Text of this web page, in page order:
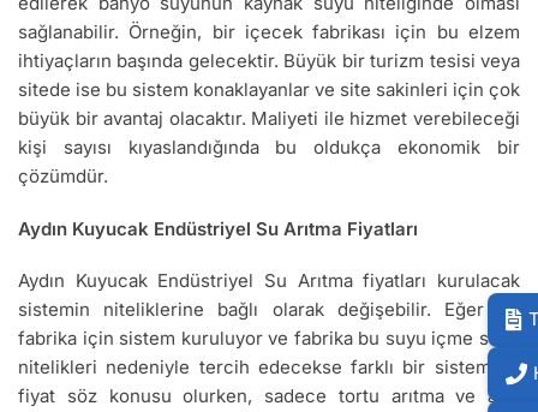
sağlanabilir. Örneğin, bir içecek fabrikası için bu elzem
ihtiyaçların başında gelecektir. Büyük bir turizm tesisi veya
sitede ise bu sistem konaklayanlar ve site sakinleri için çok
büyük bir avantaj olacaktır. Maliyeti ile hizmet verebileceği
kişi sayısı kıyaslandığında bu oldukça ekonomik bir
çözümdür.
Aydın Kuyucak Endüstriyel Su Arıtma Fiyatları
Aydın Kuyucak Endüstriyel Su Arıtma fiyatları kurulacak
sistemin niteliklerine bağlı olarak değişebilir. Eğer bir
fabrika için sistem kuruluyor ve fabrika bu suyu içme suyu
nitelikleri nedeniyle tercih edecekse farklı bir sistem ve
fiyat söz konusu olurken, sadece tortu arıtma ve ağır